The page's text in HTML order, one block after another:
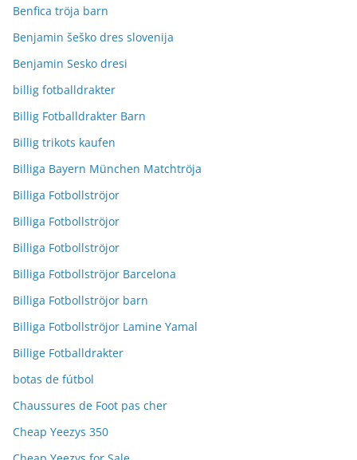
Benfica tröja barn
Benjamin šeško dres slovenija
Benjamin Sesko dresi
billig fotballdrakter
Billig Fotballdrakter Barn
Billig trikots kaufen
Billiga Bayern München Matchtröja
Billiga Fotbollströjor
Billiga Fotbollströjor
Billiga Fotbollströjor
Billiga Fotbollströjor Barcelona
Billiga Fotbollströjor barn
Billiga Fotbollströjor Lamine Yamal
Billige Fotballdrakter
botas de fútbol
Chaussures de Foot pas cher
Cheap Yeezys 350